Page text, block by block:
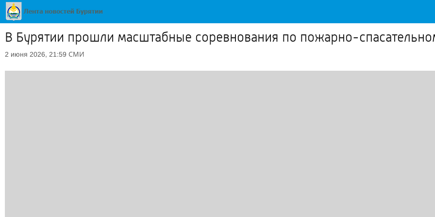
В Бурятии прошли масштабные соревнования по пожарно-
2 июня 2026, 21:59 СМИ